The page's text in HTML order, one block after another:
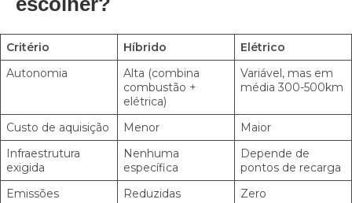
Critério Híbrido
Elétrico
Autonomia
Alta (combina
combustão +
elétrica)
Variável, mas em
média 300-500km
Custo de aquisição Menor
Maior
Infraestrutura
exigida
Nenhuma
específica
Depende de
pontos de recarga
Emissões
Reduzidas
Zero